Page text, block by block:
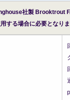
社製 Brooktrout
する場合に必要となりま